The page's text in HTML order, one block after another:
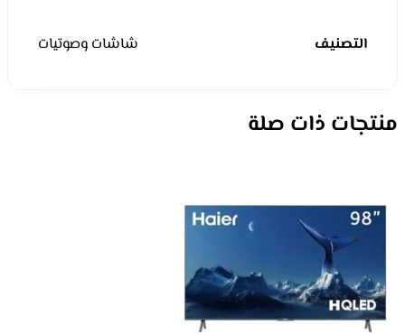
التصنيف شاشات وصوتيات
منتجات ذات صلة